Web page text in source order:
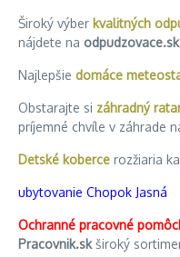
Široký výber kvalitných
nájdete na odpudzovace.sk
Najlepšie domáce
Obstarajte si záhradný
príjemné chvíle v záhrade
Detské koberce rozžiaria
ubytovanie Chopok Jasná
Ochranné pracovné
Pracovnik.skširoký